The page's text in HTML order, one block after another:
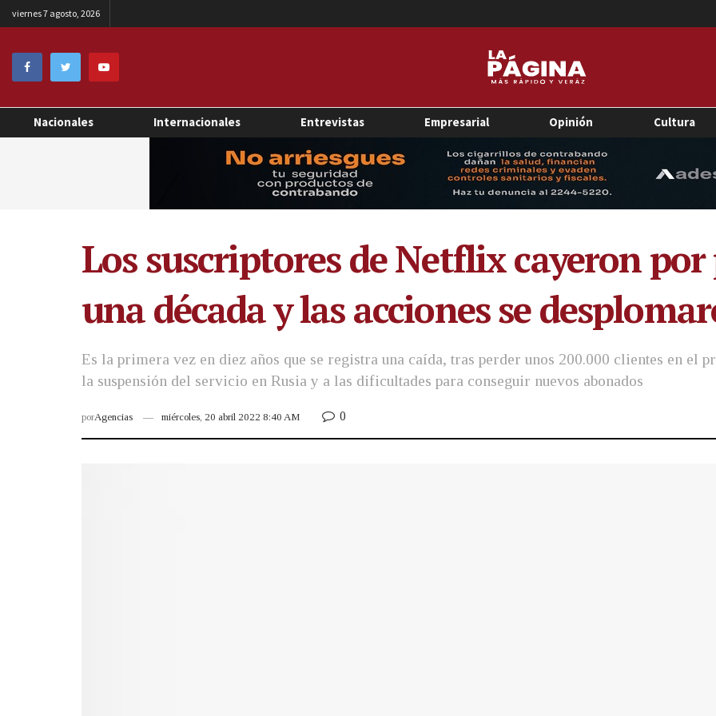
viernes 7 agosto, 2026
Nacionales Internacionales Entrevistas Empresarial Opinión Cultura
Los suscriptores de Netflix cayeron
una década y las acciones se
Es la primera vez en diez años que se registra una caída, tras perder unos 200.000 clientes en el
la suspensión del servicio en Rusia y a las dificultades para conseguir nuevos abonados
porAgencias miércoles, 20 abril 2022 8:40 AM 0